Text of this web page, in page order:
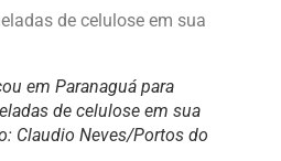
em Paranaguá para
de celulose em sua
Claudio Neves/Portos do